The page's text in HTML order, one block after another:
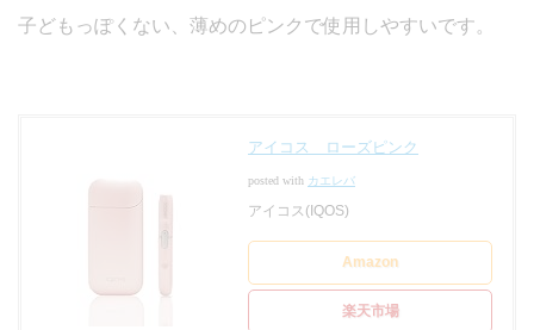
子どもっぽくない、薄めのピンクで使用しやすいです。
アイコス ローズピンク
posted with カエレバ
アイコス(IQOS)
Amazon
楽天市場